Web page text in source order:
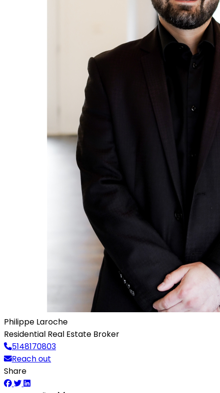
Philippe Laroche
Residential Real Estate Broker
5148170803
Reach out
Share